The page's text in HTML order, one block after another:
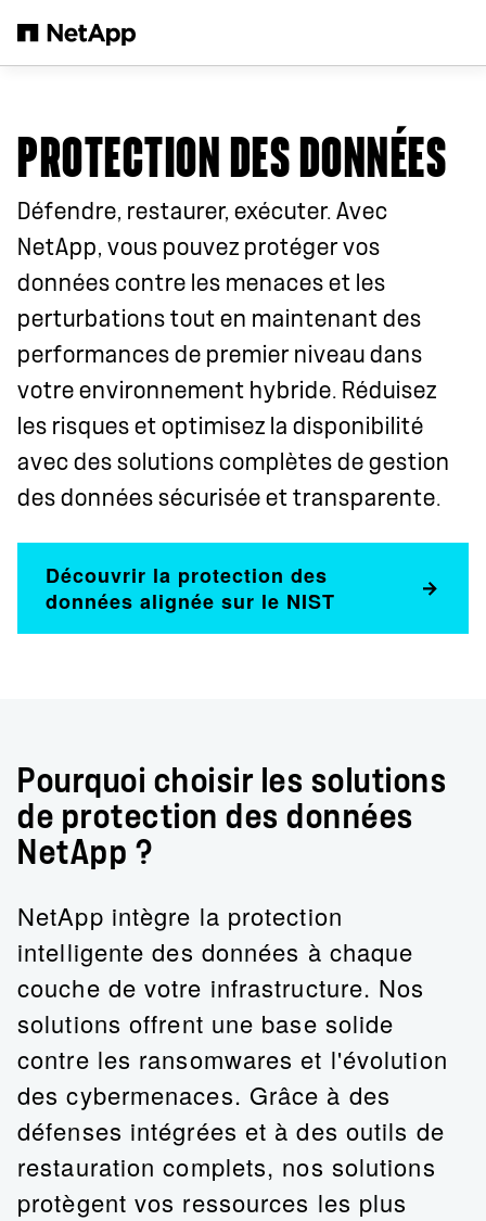
PROTECTION DES DONNÉES
Défendre, restaurer, exécuter. Avec
NetApp, vous pouvez protéger vos
données contre les menaces et les
perturbations tout en maintenant des
performances de premier niveau dans
votre environnement hybride. Réduisez
les risques et optimisez la disponibilité
avec des solutions complètes de gestion
des données sécurisée et transparente.
Découvrir la protection des
données alignée sur le NIST
Pourquoi choisir les solutions
de protection des données
NetApp ?
NetApp intègre la protection
intelligente des données à chaque
couche de votre infrastructure. Nos
solutions offrent une base solide
contre les ransomwares et l'évolution
des cybermenaces. Grâce à des
défenses intégrées et à des outils de
restauration complets, nos solutions
protègent vos ressources les plus